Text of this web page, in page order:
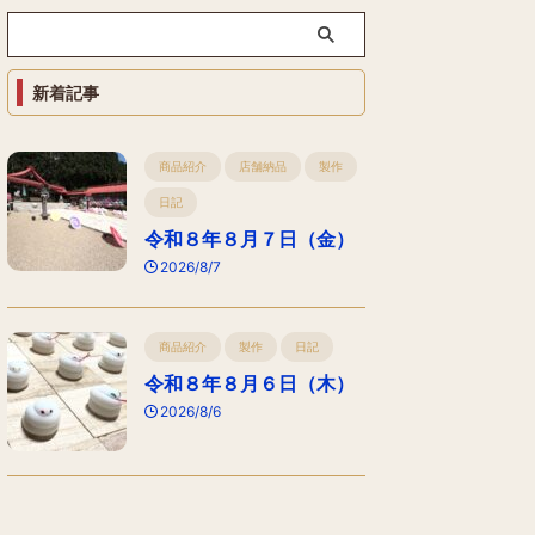
新着記事
商品紹介 店舗納品 製作
日記
令和８年８月７日（金）
2026/8/7
商品紹介 製作 日記
令和８年８月６日（木）
2026/8/6